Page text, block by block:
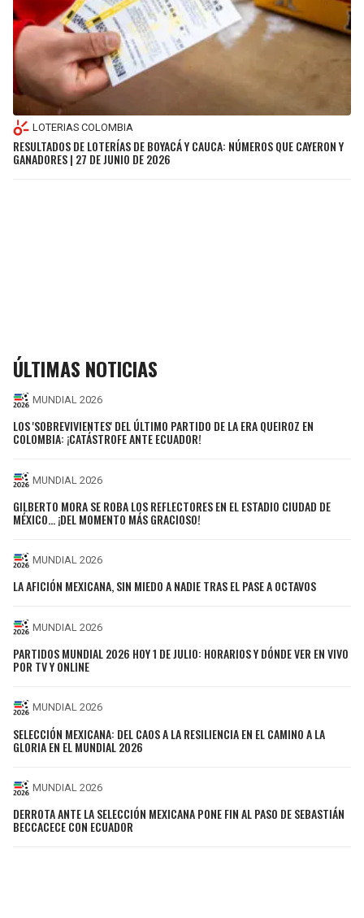
LOTERIAS COLOMBIA
RESULTADOS DE LOTERÍAS DE BOYACÁ Y CAUCA: NÚMEROS QUE CAYERON Y
GANADORES | 27 DE JUNIO DE 2026
ÚLTIMAS NOTICIAS
MUNDIAL 2026
LOS 'SOBREVIVIENTES' DEL ÚLTIMO PARTIDO DE LA ERA QUEIROZ EN
COLOMBIA: ¡CATÁSTROFE ANTE ECUADOR!
MUNDIAL 2026
GILBERTO MORA SE ROBA LOS REFLECTORES EN EL ESTADIO CIUDAD DE
MÉXICO… ¡DEL MOMENTO MÁS GRACIOSO!
MUNDIAL 2026
LA AFICIÓN MEXICANA, SIN MIEDO A NADIE TRAS EL PASE A OCTAVOS
MUNDIAL 2026
PARTIDOS MUNDIAL 2026 HOY 1 DE JULIO: HORARIOS Y DÓNDE VER EN VIVO
POR TV Y ONLINE
MUNDIAL 2026
SELECCIÓN MEXICANA: DEL CAOS A LA RESILIENCIA EN EL CAMINO A LA
GLORIA EN EL MUNDIAL 2026
MUNDIAL 2026
DERROTA ANTE LA SELECCIÓN MEXICANA PONE FIN AL PASO DE SEBASTIÁN
BECCACECE CON ECUADOR